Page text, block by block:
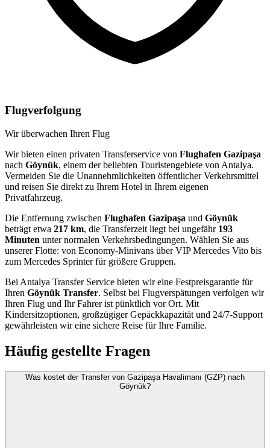
Flugverfolgung
Wir überwachen Ihren Flug
Wir bieten einen privaten Transferservice von Flughafen Gazipaşa
nach Göynük, einem der beliebten Touristengebiete von Antalya.
Vermeiden Sie die Unannehmlichkeiten öffentlicher Verkehrsmittel
und reisen Sie direkt zu Ihrem Hotel in Ihrem eigenen
Privatfahrzeug.
Die Entfernung zwischen Flughafen Gazipaşa und Göynük
beträgt etwa 217 km, die Transferzeit liegt bei ungefähr 193
Minuten unter normalen Verkehrsbedingungen. Wählen Sie aus
unserer Flotte: von Economy-Minivans über VIP Mercedes Vito bis
zum Mercedes Sprinter für größere Gruppen.
Bei Antalya Transfer Service bieten wir eine Festpreisgarantie für
Ihren Göynük Transfer. Selbst bei Flugverspätungen verfolgen wir
Ihren Flug und Ihr Fahrer ist pünktlich vor Ort. Mit
Kindersitzoptionen, großzügiger Gepäckkapazität und 24/7-Support
gewährleisten wir eine sichere Reise für Ihre Familie.
Häufig gestellte Fragen
Was kostet der Transfer von Gazipaşa Havalimanı (GZP) nach
Göynük?